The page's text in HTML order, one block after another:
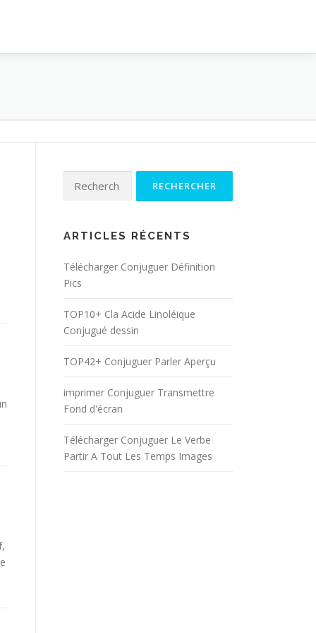
Rechercher :
ARTICLES RÉCENTS
Télécharger Conjuguer Définition
Pics
TOP10+ Cla Acide Linoléique
Conjugué dessin
TOP42+ Conjuguer Parler Aperçu
imprimer Conjuguer Transmettre
Fond d'écran
Télécharger Conjuguer Le Verbe
Partir A Tout Les Temps Images